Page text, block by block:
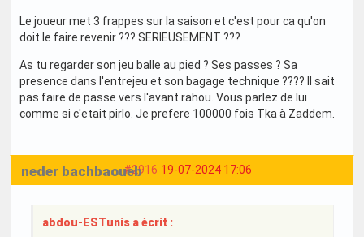
Le joueur met 3 frappes sur la saison et c'est pour ca qu'on
doit le faire revenir ??? SERIEUSEMENT ???
As tu regarder son jeu balle au pied ? Ses passes ? Sa
presence dans l'entrejeu et son bagage technique ???? Il sait
pas faire de passe vers l'avant rahou. Vous parlez de lui
comme si c'etait pirlo. Je prefere 100000 fois Tka à Zaddem.
#2916 19-07-2024 17:06
neder bachbaoueb
abdou-ESTunis a écrit :